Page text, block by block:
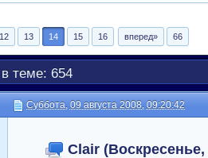
12 13 14 15 16 вперед» 66
теме: 654
Суббота, 09 августа 2008, 09:20:42
Clair